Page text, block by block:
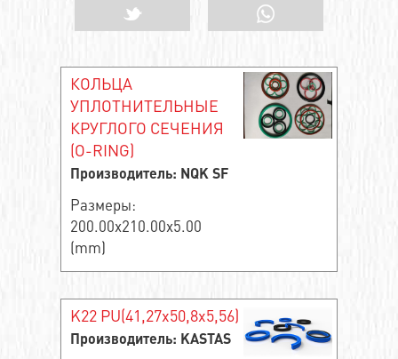
КОЛЬЦА
УПЛОТНИТЕЛЬНЫЕ
КРУГЛОГО СЕЧЕНИЯ
(O-RING)
Производитель: NQK SF
Размеры:
200.00x210.00x5.00
(mm)
K22 PU(41,27x50,8x5,56)
Производитель: KASTAS